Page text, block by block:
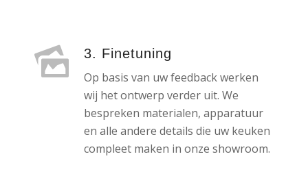
3. Finetuning
Op basis van uw feedback werken
wij het ontwerp verder uit. We
bespreken materialen, apparatuur
en alle andere details die uw keuken
compleet maken in onze showroom.